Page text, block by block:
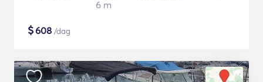
6 m
$608 /dag